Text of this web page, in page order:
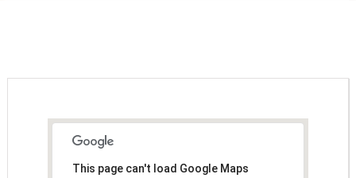
This page can't load Google Maps